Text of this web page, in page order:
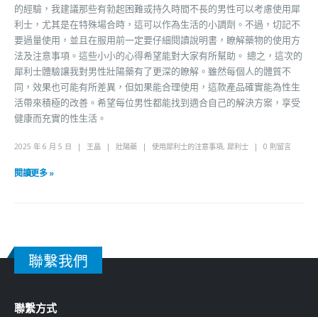
的經驗，我建議那些有勃起困難或持久時間不長的男性可以考慮使用犀
利士，尤其是在特殊場合時，這可以作為生活的小調劑。不過，切記不
要過量使用，並且在服用前一定要仔細閱讀說明書，瞭解藥物的使用方
法及注意事項。這些小小的心得希望能對大家有所幫助。 總之，這次的
犀利士體驗讓我對男性壯陽藥有了更深的瞭解。雖然每個人的體質不
同，效果也可能有所差異，但如果能合理使用，這款產品確實能為性生
活帶來積極的改善。希望每位男性都能找到適合自己的解決方案，享受
健康而充實的性生活。
2025 年 6 月 5 日 王晶 壯陽藥 使用犀利士的注意事項, 犀利士 0 則留言
閱讀更多 »
聯繫我們
聯繫方式